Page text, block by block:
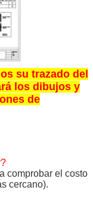
su trazado del
los dibujos y
de
comprobar el costo
cercano).